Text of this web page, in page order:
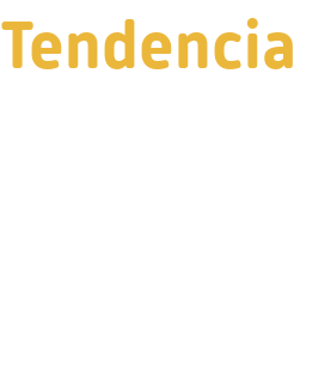
Tendencia